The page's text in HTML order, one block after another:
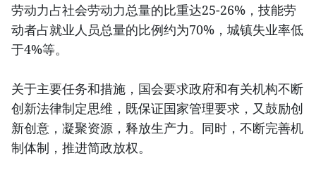
劳动力占社会劳动力总量的比重达25-26%，技能劳
动者占就业人员总量的比例约为70%，城镇失业率低
于4%等。
关于主要任务和措施，国会要求政府和有关机构不断
创新法律制定思维，既保证国家管理要求，又鼓励创
新创意，凝聚资源，释放生产力。同时，不断完善机
制体制，推进简政放权。